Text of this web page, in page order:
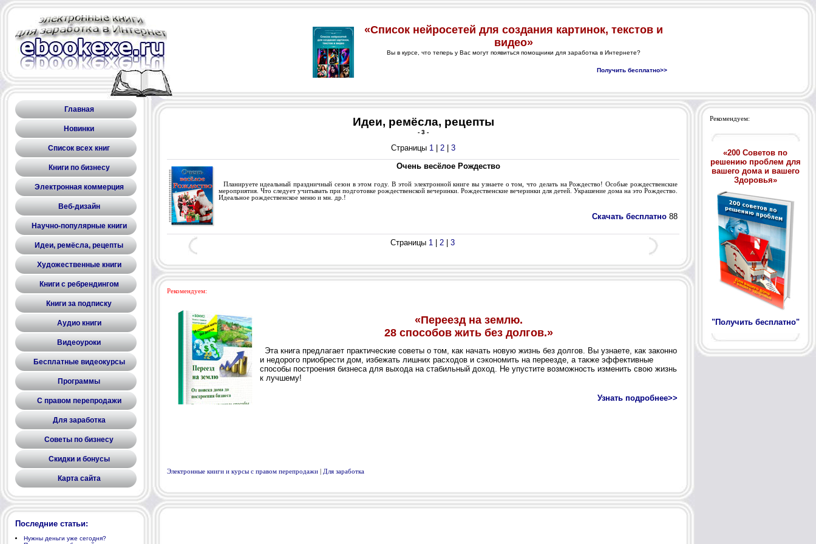
Главная
Новинки
Список всех книг
Книги по бизнесу
Электронная коммерция
Веб-дизайн
Научно-популярные книги
Идеи, ремёсла, рецепты
Художественные книги
Книги с ребрендингом
Книги за подписку
Аудио книги
Видеоуроки
Бесплатные видеокурсы
Программы
С правом перепродажи
Для заработка
Советы по бизнесу
Скидки и бонусы
Карта сайта
Последние статьи:
Нужны деньги уже сегодня?
Идеи, ремёсла, рецепты
- 3 -
Страницы 1 | 2 | 3
Очень весёлое Рождество
Планируете идеальный праздничный сезон в этом году. В этой электронной книге вы узнаете о том, что делать на Рождество! Особые рождественские
мероприятия. Что следует учитывать при подготовке рождественской вечеринки. Рождественские вечеринки для детей. Украшение дома на это Рождество.
Идеальное рождественское меню и мн. др.!
Скачать бесплатно 88
Страницы 1 | 2 | 3
Рекомендуем:
Электронные книги и курсы с правом перепродажи Для заработка
Рекомендуем:
«200 Советов по
решению проблем для
вашего дома и вашего
Здоровья»
"Получить бесплатно"